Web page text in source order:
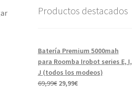
Productos destacados
Batería Premium 5000mah
para Roomba Irobot series E, I,
J (todos los modeos)
69,99€ El
29,99€El